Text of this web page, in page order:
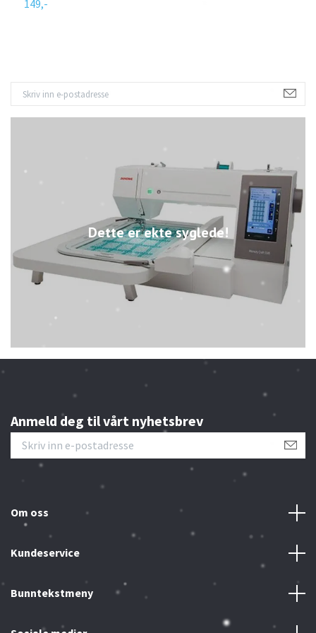
Dette er ekte syglede!
149,-
Anmeld deg til vårt nyhetsbrev
Om oss
Kundeservice
Bunntekstmeny